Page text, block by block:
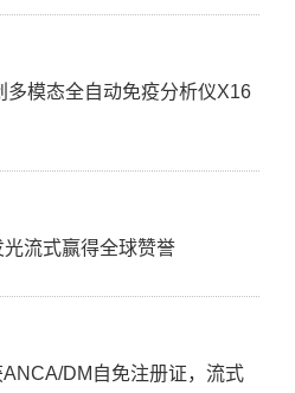
多模态全自动免疫分析仪X16
流式赢得全球赞誉
DM自免注册证，流式